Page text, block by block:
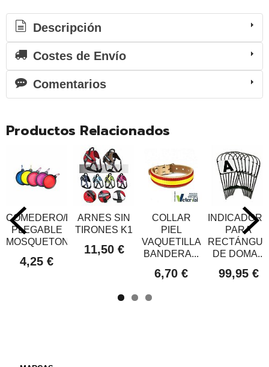
Descripción
Costes de Envío
Comentarios
Productos Relacionados
COMEDERO/BEBEDERO
PLEGABLE
MOSQUETON
4,25 €
ARNES SIN
TIRONES K1
11,50 €
COLLAR
PIEL
VAQUETILLA
BANDERA...
6,70 €
PARA
DE DOMA...
99,95 €